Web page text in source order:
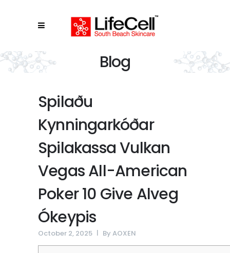
Blog
Spilaðu
Kynningarkóðar
Spilakassa Vulkan
Vegas All-American
Poker 10 Give Alveg
Ókeypis
October 2, 2025 By AOXEN